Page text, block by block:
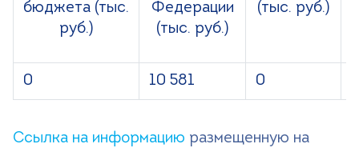
бюджета (тыс.
руб.)
Федерации
(тыс. руб.)
(тыс. руб.)
0 10 581 0
Ссылка на информацию размещенную на